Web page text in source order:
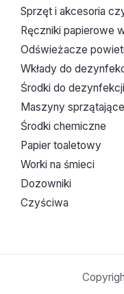
Sprzęt i akcesoria
Ręczniki papierowe
Odświeżacze
Wkłady do
Środki do dezynfekcji
Maszyny sprzątające
Środki chemiczne
Papier toaletowy
Worki na śmieci
Dozowniki
Czyściwa